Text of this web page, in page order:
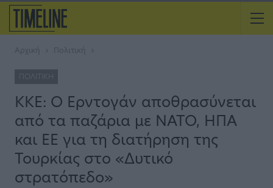
Αρχική Πολιτική
ΠΟΛΙΤΙΚΉ
ΚΚΕ: Ο Ερντογάν αποθρασύνεται
από τα παζάρια με ΝΑΤΟ, ΗΠΑ
και ΕΕ για τη διατήρηση της
Τουρκίας στο «Δυτικό
στρατόπεδο»